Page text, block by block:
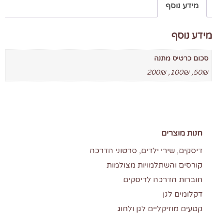
מידע נוסף
מידע נוסף
סכום כרטיס מתנה
50₪, 100₪, 200₪
חנות מוצרים
דיסקים, שירי ילדים, סרטוני הדרכה
קורסים והשתלמויות מצולמות
חוברות הדרכה לדיסקים
דקלומים לגן
קטעים מוזיקליים לגן ולחוג